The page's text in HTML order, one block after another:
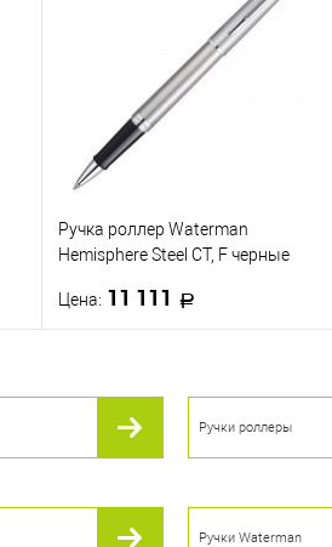
К сравнению
В наличии
Ручка роллер Waterman
Hemisphere Steel CT, F черные
Цена: 11 111
Купить в 1 клик
К сравнению
Ручки роллеры
Ручки Waterman